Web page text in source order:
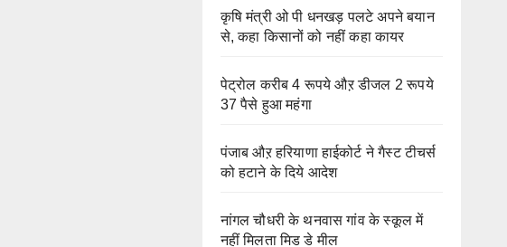
कृषि मंत्री ओ पी धनखड़ पलटे अपने बयान
से, कहा किसानों को नहीं कहा कायर
पेट्रोल करीब 4 रूपये औऱ डीजल 2 रूपये
37 पैसे हुआ महंगा
पंजाब औऱ हरियाणा हाईकोर्ट ने गैस्ट टीचर्स
को हटाने के दिये आदेश
नांगल चौधरी के थनवास गांव के स्कूल में
नहीं मिलता मिड डे मील